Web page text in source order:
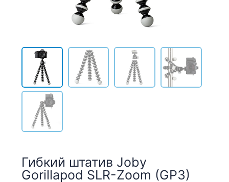
Гибкий штатив Joby
Gorillapod SLR-Zoom (GP3)